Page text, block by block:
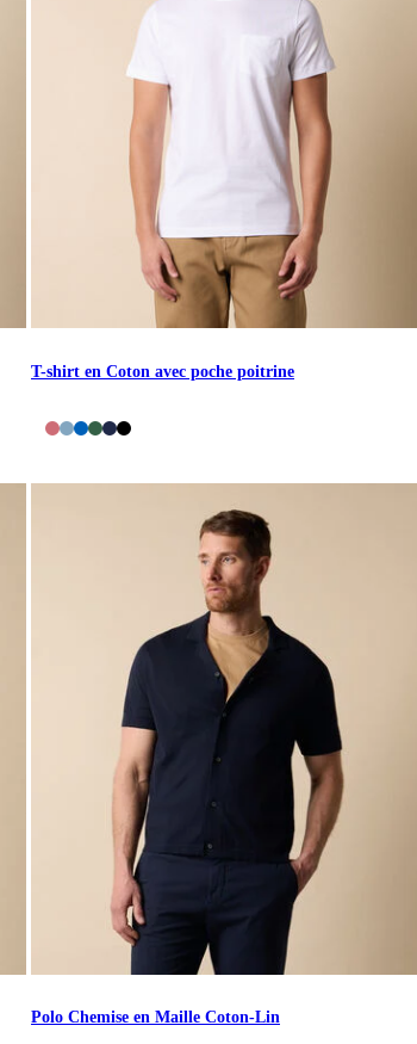
T-shirt en Coton avec poche poitrine
Polo Chemise en Maille Coton-Lin